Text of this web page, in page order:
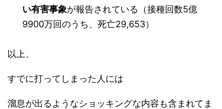
い有害事象が報告されている（接種回数5億
9900万回のうち、死亡29,653）
以上、
すでに打ってしまった人には
溜息が出るようなショッキングな内容も含まれてま